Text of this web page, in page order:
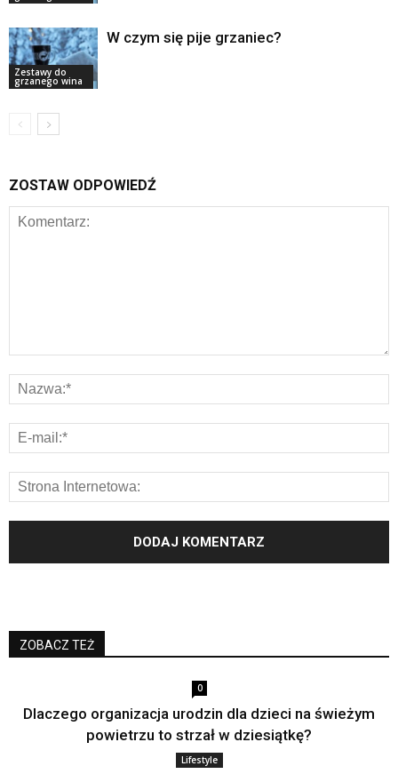
Zestawy do
grzanego wina
W czym się pije grzaniec?
ZOSTAW ODPOWIEDŹ
ZOBACZ TEŻ
0
Dlaczego organizacja urodzin dla dzieci na świeżym
powietrzu to strzał w dziesiątkę?
Lifestyle